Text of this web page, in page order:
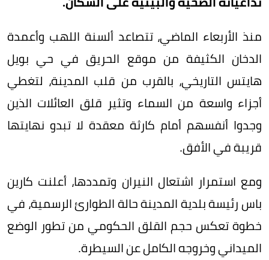
منذ الأربعاء الماضي، تتصاعد ألسنة اللهب وأعمدة
الدخان الكثيفة من موقع الحريق في حي بويل
هايتس التاريخي، بالقرب من قلب المدينة، لتغطي
أجزاء واسعة من السماء وتثير قلق العائلات الذين
وجدوا أنفسهم أمام كارثة معقدة لا تبدو نهايتها
قريبة في الأفق.
ومع استمرار اشتعال النيران وتمددها، أعلنت كارين
باس رئيسة بلدية المدينة حالة الطوارئ الرسمية، في
خطوة تعكس حجم القلق الحكومي من تطور الوضع
الميداني وخروجه الكامل عن السيطرة.